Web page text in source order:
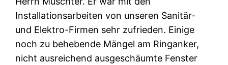
Installationsarbeiten von unseren Sanitär-
und Elektro-Firmen sehr zufrieden. Einige
noch zu behebende Mängel am Ringanker,
nicht ausreichend ausgeschäumte Fenster